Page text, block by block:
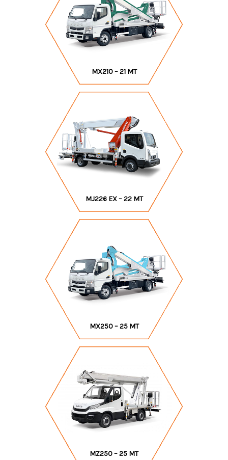
MX210 – 21 MT
MJ226 EX – 22 MT
MX250 – 25 MT
MZ250 – 25 MT